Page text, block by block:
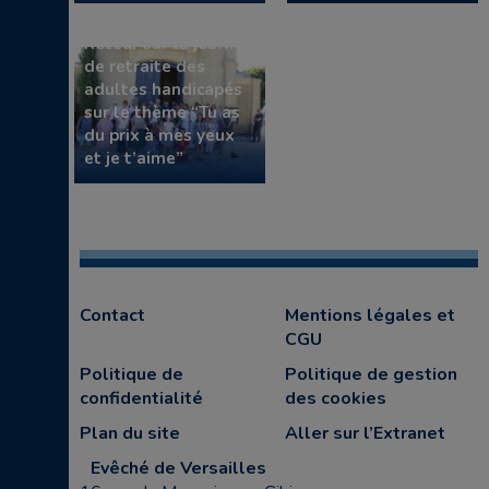
Retour sur la journée
de retraite des
adultes handicapés
sur le thème “Tu as
du prix à mes yeux
et je t’aime”
Contact
Mentions légales et
CGU
Politique de
confidentialité
Politique de gestion
des cookies
Plan du site
Aller sur l’Extranet
Evêché de Versailles